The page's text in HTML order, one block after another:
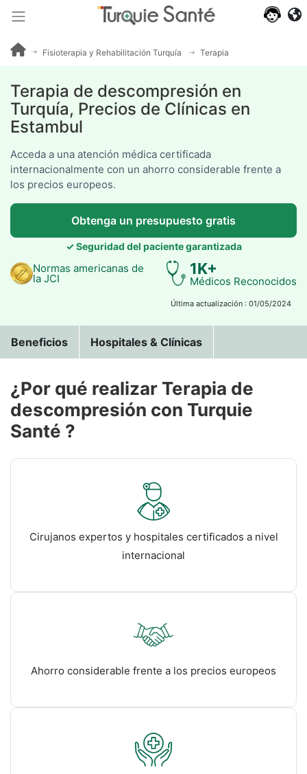
Fisioterapia y Rehabilitación Turquía Terapia de descompresión
Terapia de descompresión en
Turquía, Precios de Clínicas en
Estambul
Acceda a una atención médica certificada
internacionalmente con un ahorro considerable frente a
los precios europeos.
Obtenga un presupuesto gratis
✓ Seguridad del paciente garantizada
Normas americanas de
la JCI
1K+
Médicos Reconocidos
Opiniones
pacientes
Última actualización : 01/05/2024
Beneficios Hospitales & Clínicas
¿Por qué realizar Terapia de
descompresión con Turquie
Santé ?
Cirujanos expertos y hospitales certificados a nivel
internacional
Ahorro considerable frente a los precios europeos